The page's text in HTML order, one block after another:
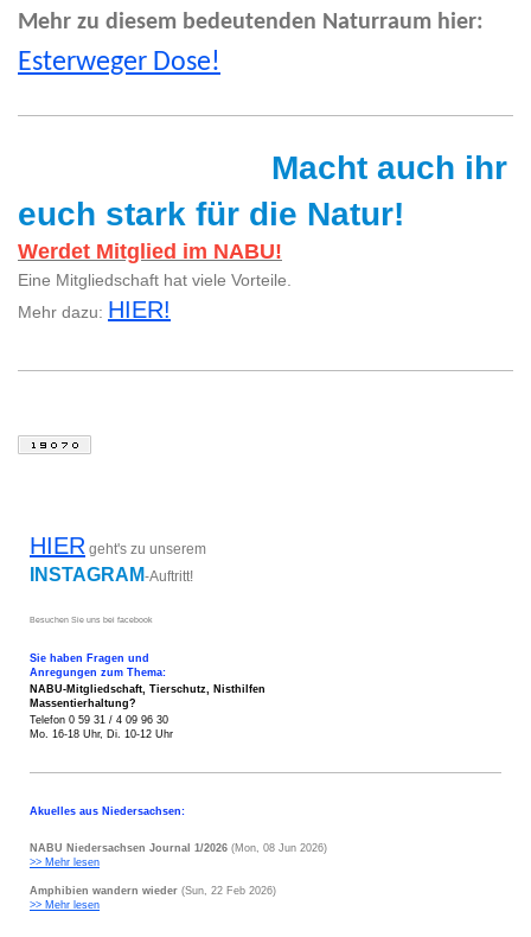
Mehr zu diesem bedeutenden Naturraum hier:
Esterweger Dose!
Macht auch ihr
euch stark für die Natur!
Werdet Mitglied im NABU!
Eine Mitgliedschaft hat viele Vorteile.
Mehr dazu: HIER!
HIER geht's zu unserem
INSTAGRAM-Auftritt!
Besuchen Sie uns bei facebook
Sie haben Fragen und
Anregungen zum Thema:
NABU-Mitgliedschaft, Tierschutz, Nisthilfen
Massentierhaltung?
Telefon 0 59 31 / 4 09 96 30
Mo. 16-18 Uhr, Di. 10-12 Uhr
Akuelles aus Niedersachsen:
NABU Niedersachsen Journal 1/2026 (Mon, 08 Jun 2026)
>> Mehr lesen
Amphibien wandern wieder (Sun, 22 Feb 2026)
>> Mehr lesen